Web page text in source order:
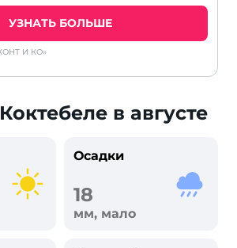
УЗНАТЬ БОЛЬШЕ
И КО»
в августе
Осадки
18
мм, мало